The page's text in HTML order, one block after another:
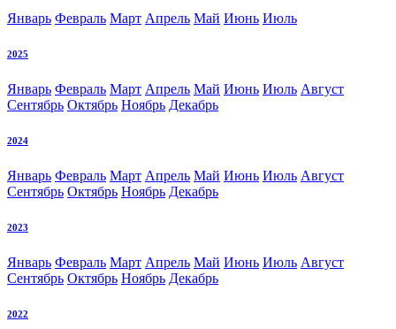
Январь Февраль Март Апрель Май Июнь Июль
2025
Январь Февраль Март Апрель Май Июнь Июль Август
Сентябрь Октябрь Ноябрь Декабрь
2024
Январь Февраль Март Апрель Май Июнь Июль Август
Сентябрь Октябрь Ноябрь Декабрь
2023
Январь Февраль Март Апрель Май Июнь Июль Август
Сентябрь Октябрь Ноябрь Декабрь
2022